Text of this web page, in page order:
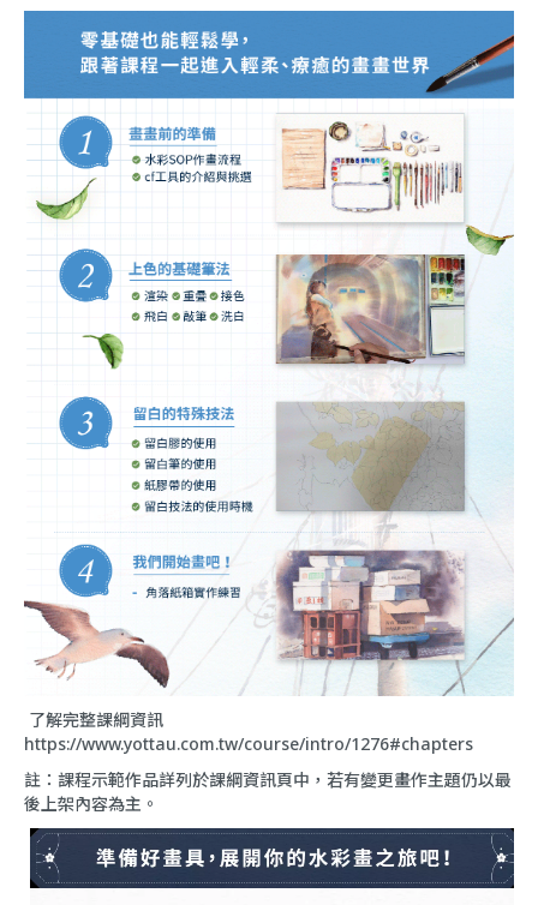
了解完整課綱資訊
https://www.yottau.com.tw/course/intro/1276#chapters
註：課程示範作品詳列於課綱資訊頁中，若有變更畫作主題仍以最
後上架內容為主。